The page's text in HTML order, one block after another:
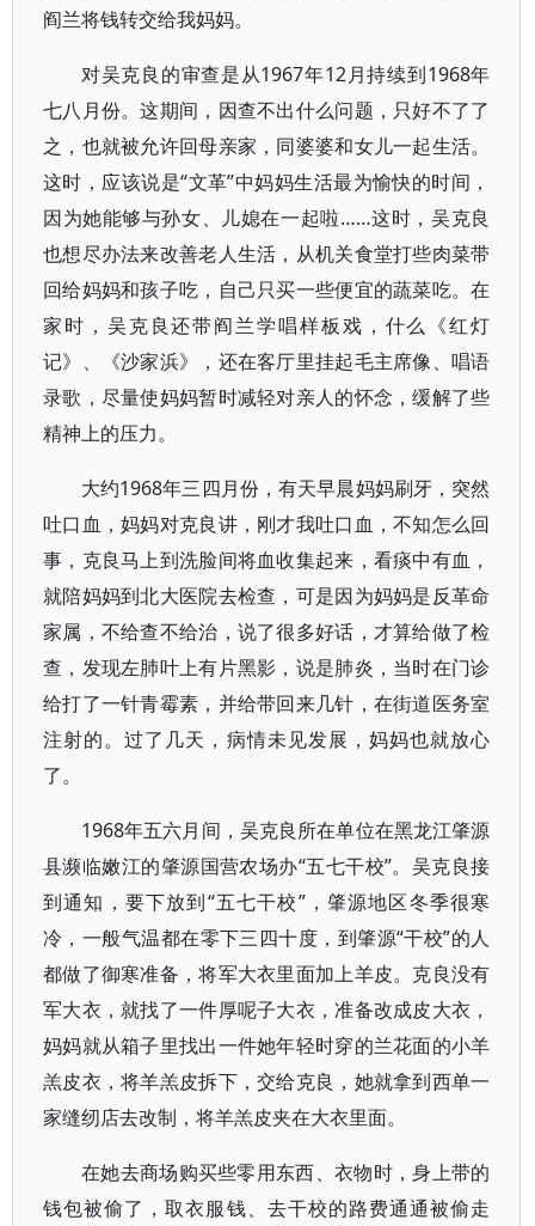
阎兰将钱转交给我妈妈。
对吴克良的审查是从1967年12月持续到1968年
七八月份。这期间，因查不出什么问题，只好不了了
之，也就被允许回母亲家，同婆婆和女儿一起生活。
这时，应该说是“文革”中妈妈生活最为愉快的时间，
因为她能够与孙女、儿媳在一起啦……这时，吴克良
也想尽办法来改善老人生活，从机关食堂打些肉菜带
回给妈妈和孩子吃，自己只买一些便宜的蔬菜吃。在
家时，吴克良还带阎兰学唱样板戏，什么《红灯
记》、《沙家浜》，还在客厅里挂起毛主席像、唱语
录歌，尽量使妈妈暂时减轻对亲人的怀念，缓解了些
精神上的压力。
大约1968年三四月份，有天早晨妈妈刷牙，突然
吐口血，妈妈对克良讲，刚才我吐口血，不知怎么回
事，克良马上到洗脸间将血收集起来，看痰中有血，
就陪妈妈到北大医院去检查，可是因为妈妈是反革命
家属，不给查不给治，说了很多好话，才算给做了检
查，发现左肺叶上有片黑影，说是肺炎，当时在门诊
给打了一针青霉素，并给带回来几针，在街道医务室
注射的。过了几天，病情未见发展，妈妈也就放心
了。
1968年五六月间，吴克良所在单位在黑龙江肇源
县濒临嫩江的肇源国营农场办“五七干校”。吴克良接
到通知，要下放到“五七干校”，肇源地区冬季很寒
冷，一般气温都在零下三四十度，到肇源“干校”的人
都做了御寒准备，将军大衣里面加上羊皮。克良没有
军大衣，就找了一件厚呢子大衣，准备改成皮大衣，
妈妈就从箱子里找出一件她年轻时穿的兰花面的小羊
羔皮衣，将羊羔皮拆下，交给克良，她就拿到西单一
家缝纫店去改制，将羊羔皮夹在大衣里面。
在她去商场购买些零用东西、衣物时，身上带的
钱包被偷了，取衣服钱、去干校的路费通通被偷走